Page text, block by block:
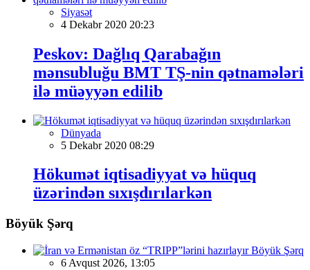
Siyasət
4 Dekabr 2020 20:23
Peskov: Dağlıq Qarabağın
mənsubluğu BMT TŞ-nin qətnamələri
ilə müəyyən edilib
Dünyada
5 Dekabr 2020 08:29
Hökumət iqtisadiyyat və hüquq
üzərindən sıxışdırılarkən
Böyük Şərq
Böyük Şərq
6 Avqust 2026, 13:05